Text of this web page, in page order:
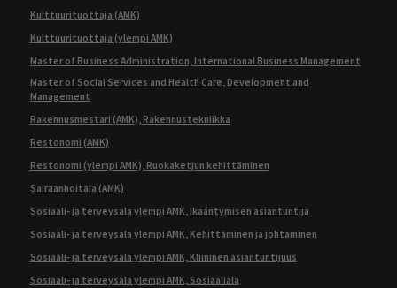
Kulttuurituottaja (AMK)
Kulttuurituottaja (ylempi AMK)
Master of Business Administration, International Business Management
Master of Social Services and Health Care, Development and
Management
Rakennusmestari (AMK), Rakennustekniikka
Restonomi (AMK)
Restonomi (ylempi AMK), Ruokaketjun kehittäminen
Sairaanhoitaja (AMK)
Sosiaali- ja terveysala ylempi AMK, Ikääntymisen asiantuntija
Sosiaali- ja terveysala ylempi AMK, Kehittäminen ja johtaminen
Sosiaali- ja terveysala ylempi AMK, Kliininen asiantuntijuus
Sosiaali- ja terveysala ylempi AMK, Sosiaaliala